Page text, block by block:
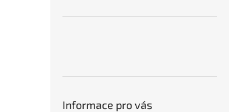
Informace pro vás